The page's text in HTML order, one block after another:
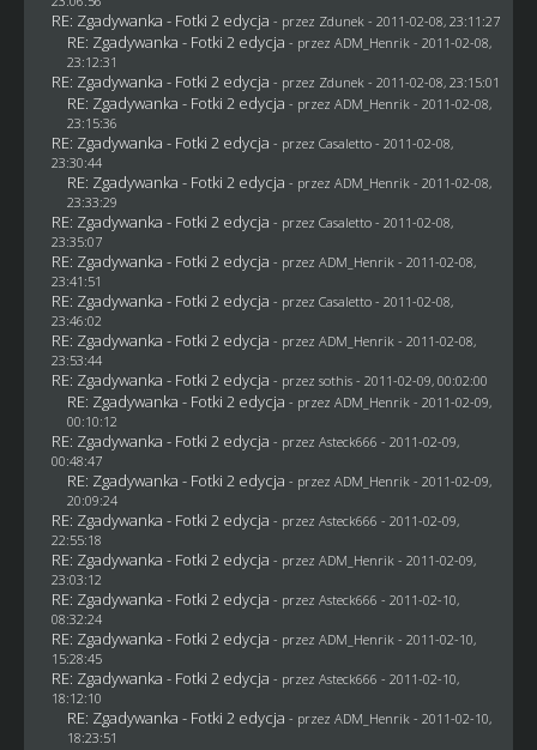
RE: Zgadywanka - Fotki 2 edycja - przez Zdunek - 2011-02-08, 23:11:27
RE: Zgadywanka - Fotki 2 edycja - przez ADM_Henrik - 2011-02-08,
23:12:31
RE: Zgadywanka - Fotki 2 edycja - przez Zdunek - 2011-02-08, 23:15:01
RE: Zgadywanka - Fotki 2 edycja - przez ADM_Henrik - 2011-02-08,
23:15:36
RE: Zgadywanka - Fotki 2 edycja - przez Casaletto- 2011-02-08,
23:30:44
RE: Zgadywanka - Fotki 2 edycja - przez ADM_Henrik - 2011-02-08,
23:33:29
RE: Zgadywanka - Fotki 2 edycja - przez Casaletto- 2011-02-08,
23:35:07
RE: Zgadywanka - Fotki 2 edycja - przez ADM_Henrik - 2011-02-08,
23:41:51
RE: Zgadywanka - Fotki 2 edycja - przez Casaletto- 2011-02-08,
23:46:02
RE: Zgadywanka - Fotki 2 edycja - przez ADM_Henrik - 2011-02-08,
23:53:44
RE: Zgadywanka - Fotki 2 edycja - przez sothis- 2011-02-09, 00:02:00
RE: Zgadywanka - Fotki 2 edycja - przez ADM_Henrik - 2011-02-09,
00:10:12
RE: Zgadywanka - Fotki 2 edycja - przez Asteck666 - 2011-02-09,
00:48:47
RE: Zgadywanka - Fotki 2 edycja - przez ADM_Henrik - 2011-02-09,
20:09:24
RE: Zgadywanka - Fotki 2 edycja - przez Asteck666 - 2011-02-09,
22:55:18
RE: Zgadywanka - Fotki 2 edycja - przez ADM_Henrik - 2011-02-09,
23:03:12
RE: Zgadywanka - Fotki 2 edycja - przez Asteck666 - 2011-02-10,
08:32:24
RE: Zgadywanka - Fotki 2 edycja - przez ADM_Henrik - 2011-02-10,
15:28:45
RE: Zgadywanka - Fotki 2 edycja - przez Asteck666 - 2011-02-10,
18:12:10
RE: Zgadywanka - Fotki 2 edycja - przez ADM_Henrik - 2011-02-10,
18:23:51